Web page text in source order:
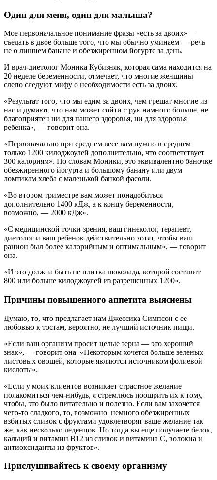
Один для меня, один для малыша?
Мое первоначальное понимание фразы «есть за двоих» —
съедать в двое больше того, что мы обычно уминаем — речь
не о лишнем банане и обезжиренном йогурте за день.
И врач-диетолог Моника Кубизняк, которая сама находится на
20 неделе беременности, отмечает, что многие женщины
слепо следуют мифу о необходимости есть за двоих.
«Результат того, что мы едим за двоих, чем грешат многие из
нас и думают, что нам может сойти с рук намного больше, не
благоприятен ни для нашего здоровья, ни для здоровья
ребенка», — говорит она.
«Первоначально при среднем весе вам нужно в среднем
только 1200 килоджоулей дополнительно, что соответствует
300 калориям». По словам Моники, это эквивалентно баночке
обезжиренного йогурта и большому банану или двум
ломтикам хлеба с маленькой банкой фасоли.
«Во втором триместре вам может понадобиться
дополнительно 1400 кДж, а к концу беременности,
возможно, — 2000 кДж».
«С медицинской точки зрения, ваш гинеколог, терапевт,
диетолог и ваш ребенок действительно хотят, чтобы ваш
рацион был более калорийным и оптимальным», — говорит
она.
«И это должна быть не плитка шоколада, которой составит
800 или больше килоджоулей из разрешенных 1200».
Причины повышенного аппетита выяснены
Думаю, то, что предлагает нам Джессика Симпсон с ее
любовью к тостам, вероятно, не лучший источник пищи.
«Если ваш организм просит целые зерна — это хороший
знак», — говорит она. «Некоторым хочется больше зеленых
листовых овощей, которые являются источником фолиевой
кислоты».
«Если у моих клиентов возникает страстное желание
полакомиться чем-нибудь, я стремлюсь поощрить их к тому,
чтобы, это было питательно и полезно. Если вам захочется
чего-то сладкого, то, возможно, немного обезжиренных
взбитых сливок с фруктами удовлетворят ваше желание так
же, как несколько леденцов. Но тогда вы еще получаете белок,
кальций и витамин B12 из сливок и витамина C, волокна и
антиоксиданты из фруктов».
Прислушивайтесь к своему организму